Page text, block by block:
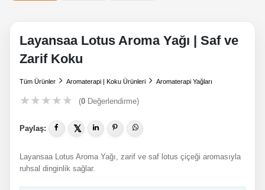
Layansaa Lotus Aroma Yağı | Saf ve
Zarif Koku
Tüm Ürünler Aromaterapi | Koku Ürünleri Aromaterapi Yağları
★★★★★ (0Değerlendirme)
Paylaş: 𝕏
Layansaa Lotus Aroma Yağı, zarif ve saf lotus çiçeği aromasıyla
ruhsal dinginlik sağlar.